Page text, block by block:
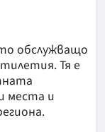
обслужващо
Тя е
места и